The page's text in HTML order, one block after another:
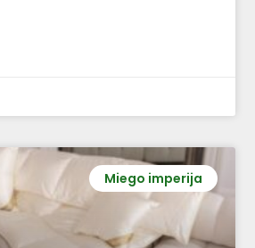
Miego imperija